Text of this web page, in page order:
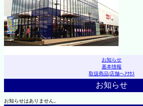
お知らせ
基本情報
取扱商品|店舗へｱｸｾｽ
お知らせ
お知らせはありません。